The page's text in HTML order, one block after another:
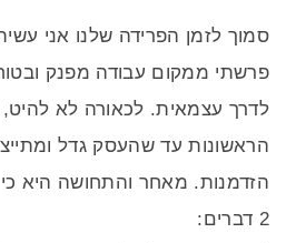
סמוך לזמן הפרידה שלנו אני
פרשתי ממקום עבודה מפנק
לדרך עצמאית. לכאורה לא
הראשונות עד שהעסק גדל
הזדמנות. מאחר והתחושה היא
2 דברים: